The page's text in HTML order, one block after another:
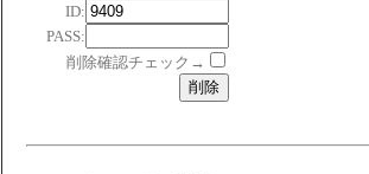
ID:
PASS:
削除確認チェック→